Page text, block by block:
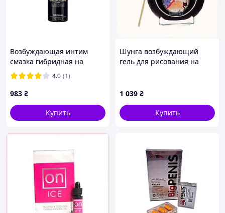
Возбуждающая интим
смазка гибридная на
водно силиконовой основе
Ultra Stimulating On Insane
Sensuva 57мл
4.0 (1)
983 ₴
Купить
Шунга возбуждающий
гель для рисования на
1 039 ₴
Купить